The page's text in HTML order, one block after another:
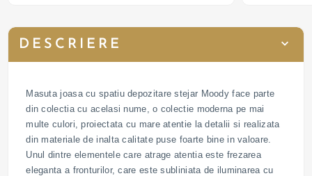
DESCRIERE
Masuta joasa cu spatiu depozitare stejar Moody face parte
din colectia cu acelasi nume, o colectie moderna pe mai
multe culori, proiectata cu mare atentie la detalii si realizata
din materiale de inalta calitate puse foarte bine in valoare.
Unul dintre elementele care atrage atentia este frezarea
eleganta a fronturilor, care este subliniata de iluminarea cu